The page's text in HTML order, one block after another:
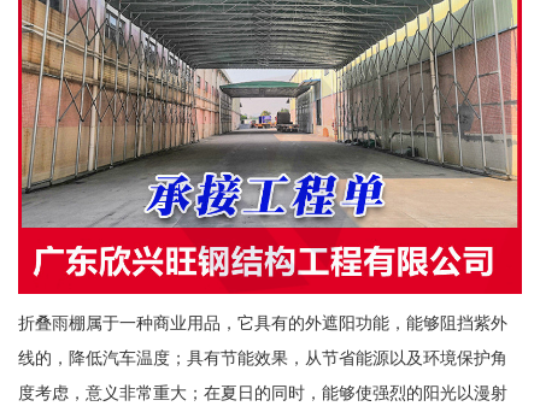
折叠雨棚属于一种商业用品，它具有的外遮阳功能，能够阻挡紫外
线的，降低汽车温度；具有节能效果，从节省能源以及环境保护角
度考虑，意义非常重大；在夏日的同时，能够使强烈的阳光以漫射